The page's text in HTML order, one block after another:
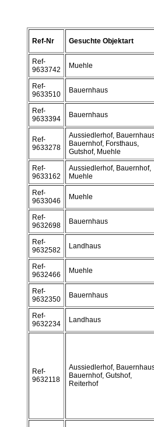
Ref-Nr Gesuchte Objektart
Ref-
9633742
Muehle
Ref-
9633510
Bauernhaus
Ref-
9633394
Bauernhaus
Ref-
9633278
Aussiedlerhof,
Bauernhof, Forsthaus,
Gutshof, Muehle
Ref-
9633162
Aussiedlerhof, Bauernhof,
Muehle
Ref-
9633046
Muehle
Ref-
9632698
Bauernhaus
Ref-
9632582
Landhaus
Ref-
9632466
Muehle
Ref-
9632350
Bauernhaus
Ref-
9632234
Landhaus
Ref-
9632118
Aussiedlerhof,
Bauernhof, Gutshof,
Reiterhof